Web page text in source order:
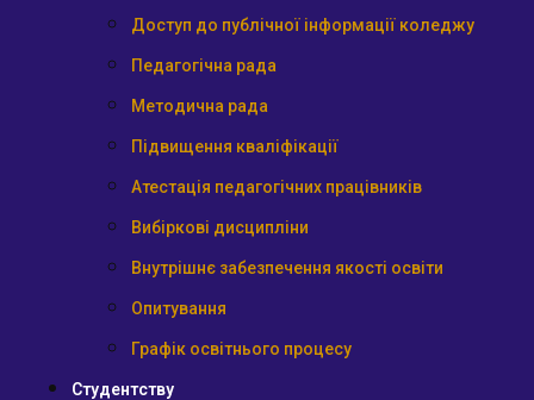
Доступ до публічної інформації коледжу
Педагогічна рада
Методична рада
Підвищення кваліфікації
Атестація педагогічних працівників
Вибіркові дисципліни
Внутрішнє забезпечення якості освіти
Опитування
Графік освітнього процесу
Студентству